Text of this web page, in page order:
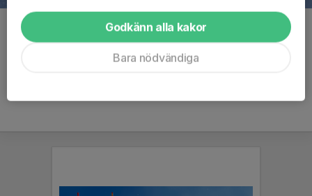
Kommentarer Godkänn alla kakor
Bara nödvändiga